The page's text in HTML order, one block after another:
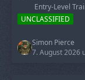
Entry-Level
UNCLASSIFIED
Simon Pierce
7. August 2026